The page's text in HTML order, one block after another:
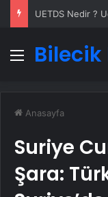
Menü
Anasayfa
Suriye
Şara: